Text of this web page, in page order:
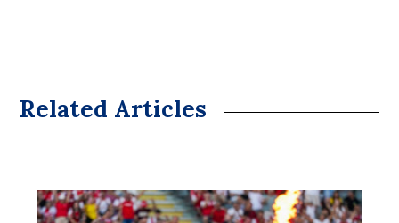
Related Articles